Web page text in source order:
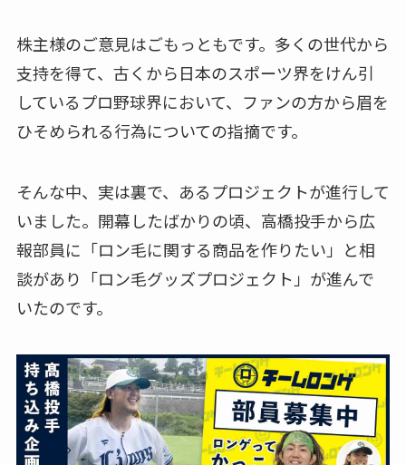
株主様のご意見はごもっともです。多くの世代から
支持を得て、古くから日本のスポーツ界をけん引
しているプロ野球界において、ファンの方から眉を
ひそめられる行為についての指摘です。
そんな中、実は裏で、あるプロジェクトが進行して
いました。開幕したばかりの頃、高橋投手から広
報部員に「ロン毛に関する商品を作りたい」と相
談があり「ロン毛グッズプロジェクト」が進んで
いたのです。